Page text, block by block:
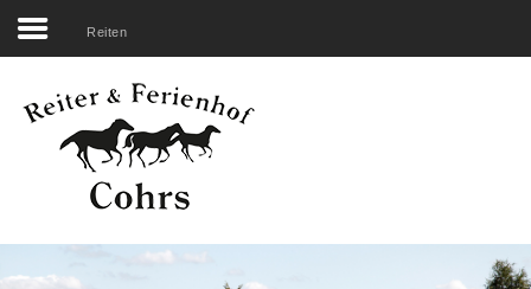
Startseite
Unser Hof
Übernachten
Reiten
Search